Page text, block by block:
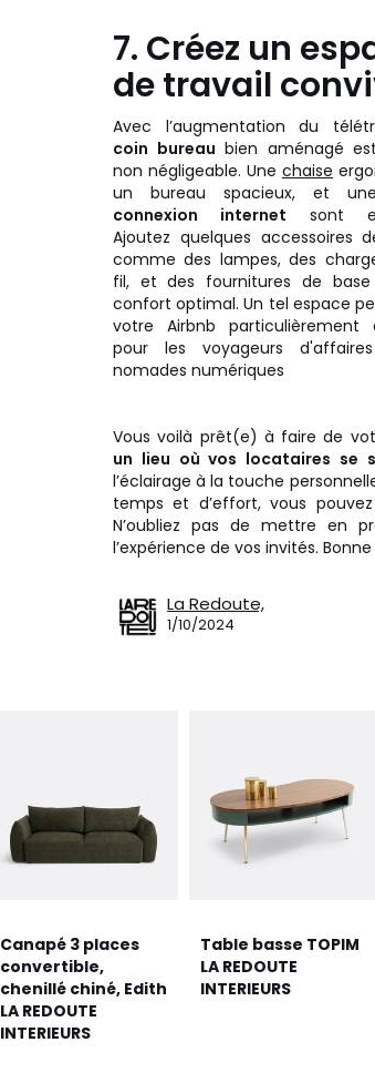
7. Créez un
de travail
Avec l’augmentation du
coin bureau bien aménagé
non négligeable. Une chaise
un bureau spacieux, et
connexion internet sont
Ajoutez quelques accessoires
comme des lampes, des
fil, et des fournitures de
confort optimal. Un tel espace
votre Airbnb particulièrement
pour les voyageurs
nomades numériques
Vous voilà prêt(e) à faire de
un lieu où vos locataires se
l’éclairage à la touche
temps et d’effort, vous pouvez
N’oubliez pas de mettre en
l’expérience de vos invités.
La Redoute,
1/10/2024
Canapé 3 places
convertible,
chenillé chiné, Edith
LA REDOUTE
INTERIEURS
Table basse TOPIM
LA REDOUTE
INTERIEURS